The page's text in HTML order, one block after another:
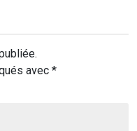
avec *